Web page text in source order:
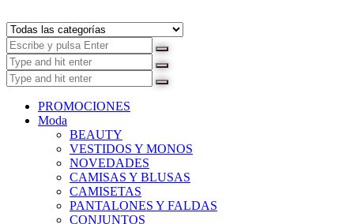
PROMOCIONES
Moda
BEAUTY
VESTIDOS Y MONOS
NOVEDADES
CAMISAS Y BLUSAS
CAMISETAS
PANTALONES Y FALDAS
CONJUNTOS